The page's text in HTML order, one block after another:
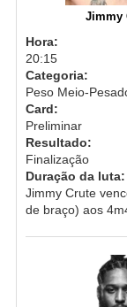
‪Jimmy
Hora:
20:15
Categoria:
Peso Meio-
Card:
Preliminar
Resultado:
Finalização
Duração da luta:
Jimmy Crute
de braço) aos